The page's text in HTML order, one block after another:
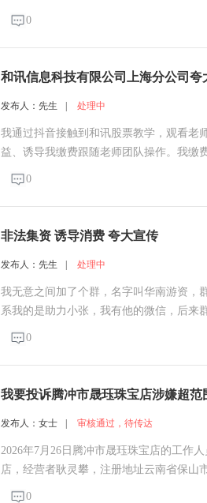
商上门回收原石。举例说明，若我花费
0
和讯信息科技有限公司上海分公司
发布人：先生 处理中
我通过抖音接触到和讯股票教学，观看老
益、诱导我缴费跟随老师团队操作。我缴
宣传的盈利效果。发现被误导后我停止操
0
非法集资 诱导消费 夸大宣传
发布人：先生 处理中
我无意之间加了个群，名字叫华南游资，
系我的是助力小张，我有他的微信，后来
了，我是炒股的2025年1-14号《深圳市银浩资产管
0
我要投诉腾冲市晟珏珠宝店涉嫌超范
发布人：女士 审核通过，待传达
2026年7月26日腾冲市晟珏珠宝店的工作
店，经营者耿灵攀，注册地址云南省保山
信用代码：92530581MAC41BC55A，电
0